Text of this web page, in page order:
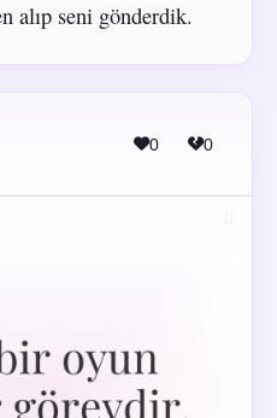
alıp seni gönderdik.
0 0